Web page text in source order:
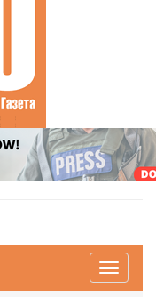
Toggle